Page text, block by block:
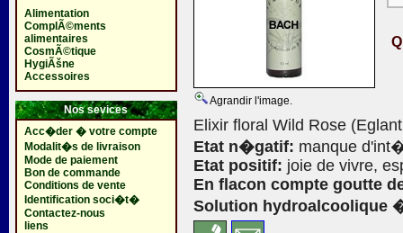
Alimentation
ComplÃ©ments
alimentaires
CosmÃ©tique
HygiÃšne
Accessoires
Nos sevices
Acc�der � votre compte
Modalit�s de livraison
Mode de paiement
Bon de commande
Conditions de vente
Identification soci�t�
Contactez-nous
liens
Agrandir l'image.
Elixir floral Wild Rose
Etat n�gatif: manque
Etat positif: joie de vivre,
En flacon compte goutte
Solution hydroalcoolique